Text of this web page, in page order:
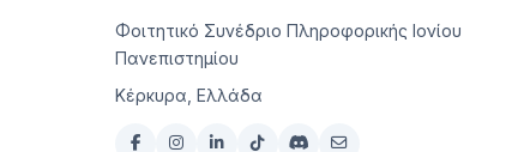
Φοιτητικό Συνέδριο Πληροφορικής Ιονίου
Πανεπιστημίου
Κέρκυρα, Ελλάδα